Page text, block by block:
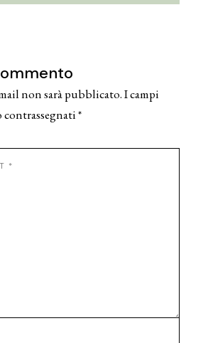
non sarà pubblicato.I campi
*